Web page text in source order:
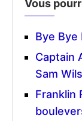
Vous
Bye Bye
Captain
Sam
Franklin